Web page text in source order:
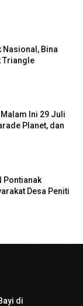
Nasional, Bina
Triangle
Ini 29 Juli
Planet, dan
Pontianak
Desa Peniti
di